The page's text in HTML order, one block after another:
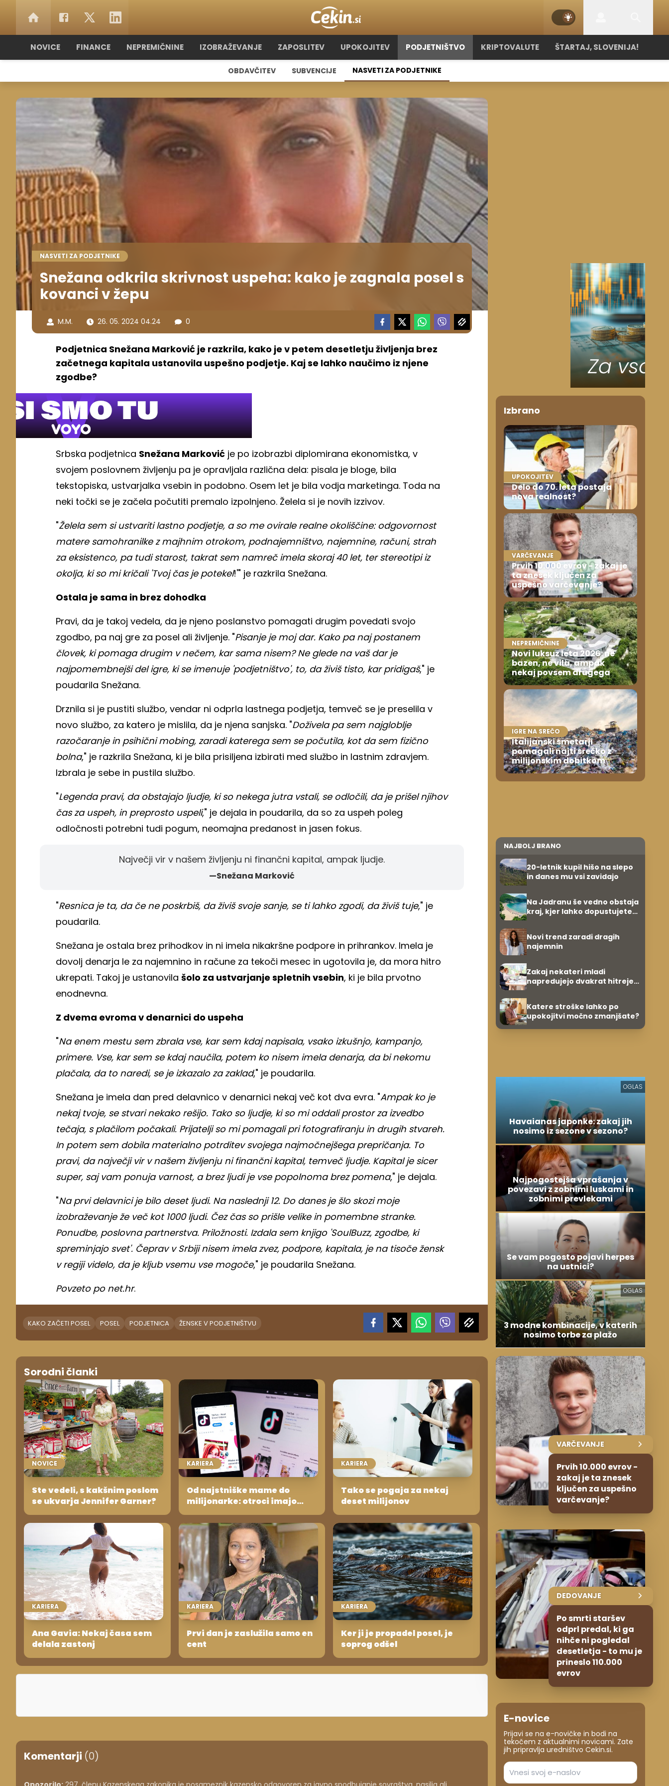
NOVICE FINANCE NEPREMIČNINE IZOBRAŽEVANJE ZAPOSLITEV UPOKOJITEV PODJETNIŠTVO KRIPTOVALUTE ŠTARTAJ, SLOVENIJA!
OBDAVČITEV SUBVENCIJE NASVETI ZA PODJETNIKE
NASVETI ZA PODJETNIKE
Snežana odkrila skrivnost uspeha: kako je zagnala posel s
kovanci v žepu
M.M. 26. 05. 2024 04.24 0
Podjetnica Snežana Marković je razkrila, kako je v petem desetletju življenja brez
začetnega kapitala ustanovila uspešno podjetje. Kaj se lahko naučimo iz njene
zgodbe?
Srbska podjetnica Snežana Marković je po izobrazbi diplomirana ekonomistka, v
svojem poslovnem življenju pa je opravljala različna dela: pisala je bloge, bila
tekstopiska, ustvarjalka vsebin in podobno. Osem let je bila vodja marketinga. Toda na
neki točki se je začela počutiti premalo izpolnjeno. Želela si je novih izzivov.
"Želela sem si ustvariti lastno podjetje, a so me ovirale realne okoliščine: odgovornost
matere samohranilke z majhnim otrokom, podnajemništvo, najemnine, računi, strah
za eksistenco, pa tudi starost, takrat sem namreč imela skoraj 40 let, ter stereotipi iz
okolja, ki so mi kričali 'Tvoj čas je potekel!'" je razkrila Snežana.
Ostala je sama in brez dohodka
Pravi, da je takoj vedela, da je njeno poslanstvo pomagati drugim povedati svojo
zgodbo, pa naj gre za posel ali življenje. "Pisanje je moj dar. Kako pa naj postanem
človek, ki pomaga drugim v nečem, kar sama nisem? Ne glede na vaš dar je
najpomembnejši del igre, ki se imenuje 'podjetništvo', to, da živiš tisto, kar pridigaš," je
poudarila Snežana.
Drznila si je pustiti službo, vendar ni odprla lastnega podjetja, temveč se je preselila v
novo službo, za katero je mislila, da je njena sanjska. "Doživela pa sem najgloblje
razočaranje in psihični mobing, zaradi katerega sem se počutila, kot da sem fizično
bolna," je razkrila Snežana, ki je bila prisiljena izbirati med službo in lastnim zdravjem.
Izbrala je sebe in pustila službo.
"Legenda pravi, da obstajajo ljudje, ki so nekega jutra vstali, se odločili, da je prišel njihov
čas za uspeh, in preprosto uspeli," je dejala in poudarila, da so za uspeh poleg
odločnosti potrebni tudi pogum, neomajna predanost in jasen fokus.
Največji vir v našem življenju ni finančni kapital, ampak ljudje.
—Snežana Marković
"Resnica je ta, da če ne poskrbiš, da živiš svoje sanje, se ti lahko zgodi, da živiš tuje," je
poudarila.
Snežana je ostala brez prihodkov in ni imela nikakršne podpore in prihrankov. Imela je
dovolj denarja le za najemnino in račune za tekoči mesec in ugotovila je, da mora hitro
ukrepati. Takoj je ustanovila šolo za ustvarjanje spletnih vsebin, ki je bila prvotno
enodnevna.
Z dvema evroma v denarnici do uspeha
"Na enem mestu sem zbrala vse, kar sem kdaj napisala, vsako izkušnjo, kampanjo,
primere. Vse, kar sem se kdaj naučila, potem ko nisem imela denarja, da bi nekomu
plačala, da to naredi, se je izkazalo za zaklad," je poudarila.
Snežana je imela dan pred delavnico v denarnici nekaj več kot dva evra. "Ampak ko je
nekaj tvoje, se stvari nekako rešijo. Tako so ljudje, ki so mi oddali prostor za izvedbo
tečaja, s plačilom počakali. Prijatelji so mi pomagali pri fotografiranju in drugih stvareh.
In potem sem dobila materialno potrditev svojega najmočnejšega prepričanja. To
pravi, da največji vir v našem življenju ni finančni kapital, temveč ljudje. Kapital je sicer
super, saj vam ponuja varnost, a brez ljudi je vse popolnoma brez pomena," je dejala.
"Na prvi delavnici je bilo deset ljudi. Na naslednji 12. Do danes je šlo skozi moje
izobraževanje že več kot 1000 ljudi. Čez čas so prišle velike in pomembne stranke.
Ponudbe, poslovna partnerstva. Priložnosti. Izdala sem knjigo 'SoulBuzz, zgodbe, ki
spreminjajo svet'. Čeprav v Srbiji nisem imela zvez, podpore, kapitala, je na tisoče žensk
v regiji videlo, da je kljub vsemu vse mogoče," je poudarila Snežana.
Povzeto po net.hr.
KAKO ZAČETI POSEL POSEL PODJETNICA ŽENSKE V PODJETNIŠTVU
Sorodni članki
NOVICE
Ste vedeli, s kakšnim poslom
se ukvarja Jennifer Garner?
KARIERA
Od najstniške mame do
milijonarke: otroci imajo
KARIERA
Tako se pogaja za nekaj
deset milijonov
KARIERA
Ana Gavia: Nekaj časa sem
delala zastonj
KARIERA
Prvi dan je zaslužila samo en
cent
KARIERA
Ker ji je propadel posel, je
soprog odšel
Komentarji (0)
Izbrano
UPOKOJITEV
Delo do 70. leta postaja
nova realnost?
VARČEVANJE
Prvih 10.000 evrov - zakaj je
ta znesek ključen za
uspešno varčevanje?
NEPREMIČNINE
Novi luksuz leta 2026: ne
bazen, ne vila, ampak
nekaj povsem drugega
IGRE NA SREČO
Italijanski smetarji
pomagali najti srečko z
milijonskim dobitkom
NAJBOLJ BRANO
20-letnik kupil hišo na slepo
in danes mu vsi zavidajo
Na Jadranu še vedno obstaja
kraj, kjer lahko dopustujete
Novi trend zaradi dragih
najemnin
Zakaj nekateri mladi
napredujejo dvakrat hitreje
Katere stroške lahko po
upokojitvi močno zmanjšate?
OGLAS
Havaianas japonke: zakaj jih
nosimo iz sezone v sezono?
Najpogostejša vprašanja v
povezavi z zobnimi luskami in
zobnimi prevlekami
Se vam pogosto pojavi herpes
na ustnici?
OGLAS
3 modne kombinacije, v katerih
nosimo torbe za plažo
VARČEVANJE
Prvih 10.000 evrov -
zakaj je ta znesek
ključen za uspešno
varčevanje?
DEDOVANJE
Po smrti staršev
odprl predal, ki ga
nihče ni pogledal
desetletja - to mu je
prineslo 110.000
evrov
E-novice
Prijavi se na e-novičke in bodi na
tekočem z aktualnimi novicami. Zate
jih pripravlja uredništvo Cekin.si.